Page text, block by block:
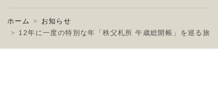
ホーム
お知らせ
12年に一度の特別な年「秩父札所 午歳総開帳」を巡る旅